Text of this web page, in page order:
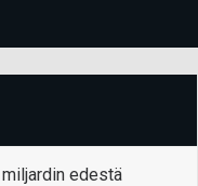
edestä